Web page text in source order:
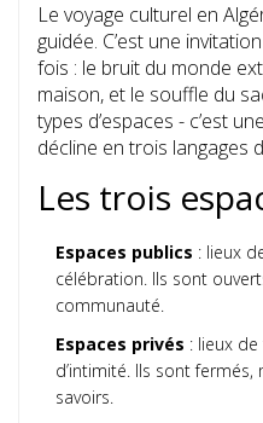
Le voyage culturel en
guidée. C’est une
fois : le bruit du monde
maison, et le souffle du
types d’espaces - c’est
décline en trois langages
Les trois
Espaces publics : lieux
célébration. Ils sont
communauté.
Espaces privés : lieux
d’intimité. Ils sont
savoirs.